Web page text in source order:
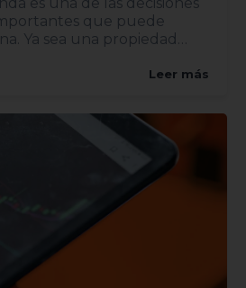
que puede
Ya sea una propiedad
Leer más